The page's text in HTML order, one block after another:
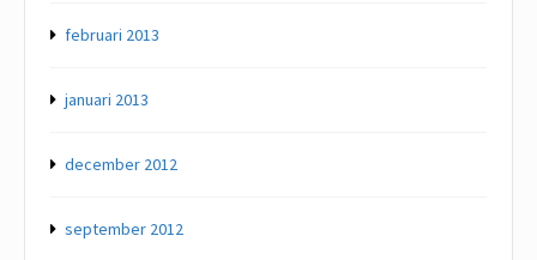
februari 2013
januari 2013
december 2012
september 2012